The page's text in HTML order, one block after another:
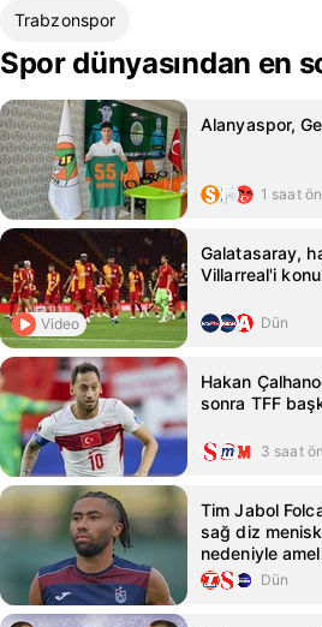
Trabzonspor
Spor dünyasından en
Alanyaspor,
1 saat
Video
Galatasaray,
Villarreal'i
Dün
Hakan
sonra TFF
3 saat
Tim Jabol
sağ diz
nedeniyle
Dün